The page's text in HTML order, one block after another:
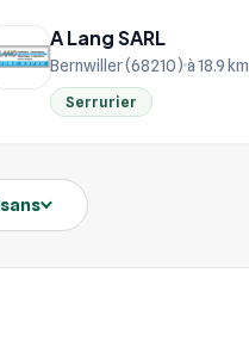
A Lang SARL
Bernwiller (68210) à 18.9 km
Serrurier